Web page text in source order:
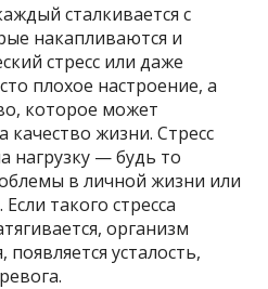
сталкивается с
накапливаются и
стресс или даже
плохое настроение, а
которое может
качество жизни. Стресс
нагрузку — будь то
в личной жизни или
такого стресса
организм
появляется усталость,